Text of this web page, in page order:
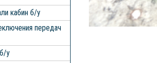
кабин б/у
передач
у